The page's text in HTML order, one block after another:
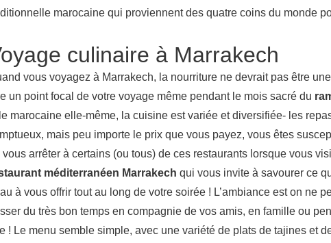
marocaine qui proviennent des quatre coins du monde
culinaire à Marrakech
vous voyagez à Marrakech, la nourriture ne devrait pas être
un point focal de votre voyage même pendant le mois sacré du
marocaine elle-même, la cuisine est variée et diversifiée- les
mais peu importe le prix que vous payez, vous êtes
vous arrêter à certains (ou tous) de ces restaurants lorsque vous
méditerranéen Marrakech qui vous invite à savourer ce
à vous offrir tout au long de votre soirée ! L’ambiance est on ne
du très bon temps en compagnie de vos amis, en famille ou
! Le menu semble simple, avec une variété de plats de tajines et